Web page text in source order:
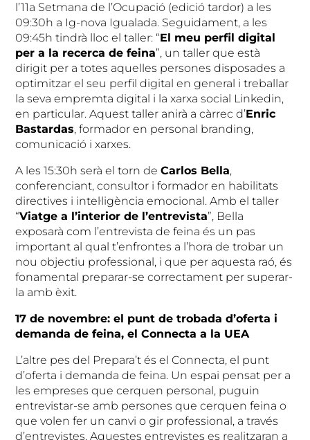
l’11a Setmana de l’Ocupació (edició tardor) a les
09:30h a Ig-nova Igualada. Seguidament, a les
09:45h tindrà lloc el taller: “El meu perfil digital
per a la recerca de feina”, un taller que està
dirigit per a totes aquelles persones disposades a
optimitzar el seu perfil digital en general i treballar
la seva empremta digital i la xarxa social Linkedin,
en particular. Aquest taller anirà a càrrec d’Enric
Bastardas, formador en personal branding,
comunicació i xarxes.
A les 15:30h serà el torn deCarlos Bella,
conferenciant, consultor i formador en habilitats
directives i intel·ligència emocional. Amb el taller
“Viatge a l’interior de l’entrevista”, Bella
exposarà com l’entrevista de feina és un pas
important al qual t’enfrontes a l’hora de trobar un
nou objectiu professional, i que per aquesta raó, és
fonamental preparar-se correctament per superar-
la amb èxit.
17 de novembre: el punt de trobada d’oferta i
demanda de feina, el Connecta a la UEA
L’altre pes del Prepara’t és el Connecta, el punt
d’oferta i demanda de feina. Un espai pensat per a
les empreses que cerquen personal, puguin
entrevistar-se amb persones que cerquen feina o
que volen fer un canvi o gir professional, a través
d’entrevistes. Aquestes entrevistes es realitzaran a